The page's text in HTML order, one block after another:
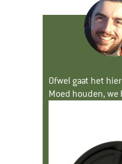
Ofwel gaat het
Moed houden,